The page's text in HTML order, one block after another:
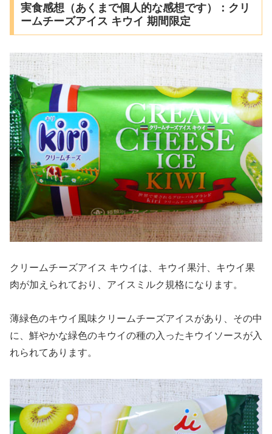
実食感想（あくまで個人的な感想です）：クリ
ームチーズアイス キウイ 期間限定
クリームチーズアイス キウイは、キウイ果汁、キウイ果
肉が加えられており、アイスミルク規格になります。
薄緑色のキウイ風味クリームチーズアイスがあり、その中
に、鮮やかな緑色のキウイの種の入ったキウイソースが入
れられてあります。